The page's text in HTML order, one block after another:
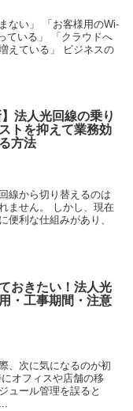
ない」 「お客様用のWi-
ている」 「クラウドへ
えている」 ビジネスの
】法人光回線の乗り
トを抑えて業務効
方法
線から切り替えるのは
ません。 しかし、現在
便利な仕組みがあり、
おきたい！法人光
・工事期間・注意
、次に気になるのが初
オフィスや店舗の移
ュール管理を誤ると